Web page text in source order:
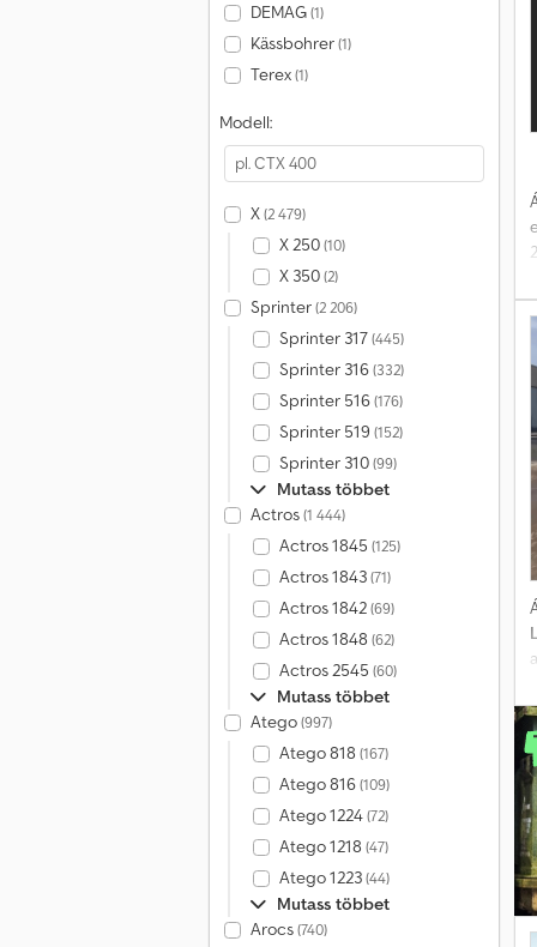
DEMAG(1)
Kässbohrer(1)
Terex(1)
Modell:
X(2 479)
X 250(10)
X 350(2)
Sprinter(2 206)
Sprinter 317(445)
Sprinter 316(332)
Sprinter 516(176)
Sprinter 519 (152)
Sprinter 310(99)
Mutass többet
Actros(1 444)
Actros 1845 (125)
Actros 1843(71)
Actros 1842(69)
Actros 1848 (62)
Actros 2545 (60)
Mutass többet
Atego(997)
Atego 818 (167)
Atego 816(109)
Atego 1224(72)
Atego 1218 (47)
Atego 1223(44)
Mutass többet
Arocs(740)